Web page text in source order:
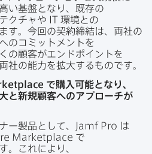
い​基盤と​なり、​既存の​
クチャや IT 環境との​
す。​今回の​契約締結は、​両社の​
の​コミットメントを​
の​顧客が​エンドポイントを​
社の​能力を​拡大する​ものです。
で​購入可能と​なり、​
と​新規顧客への​アプローチが​
ー製品と​して、
Jamf Pro は
Marketplace で​
。​これに​より、​